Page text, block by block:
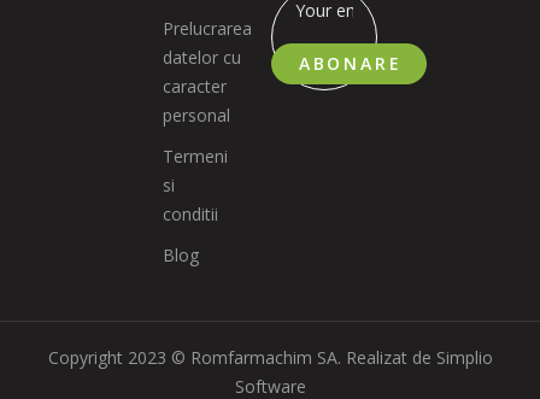
Prelucrarea
datelor cu
caracter
personal
Termeni
si
conditii
Blog
ABONARE
Copyright 2023 © Romfarmachim SA. Realizat de Simplio
Software